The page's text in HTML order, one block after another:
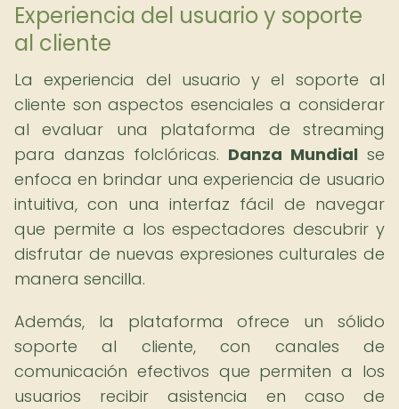
Experiencia del usuario y soporte
al cliente
La experiencia del usuario y el soporte al
cliente son aspectos esenciales a considerar
al evaluar una plataforma de streaming
para danzas folclóricas. Danza Mundial se
enfoca en brindar una experiencia de usuario
intuitiva, con una interfaz fácil de navegar
que permite a los espectadores descubrir y
disfrutar de nuevas expresiones culturales de
manera sencilla.
Además, la plataforma ofrece un sólido
soporte al cliente, con canales de
comunicación efectivos que permiten a los
usuarios recibir asistencia en caso de